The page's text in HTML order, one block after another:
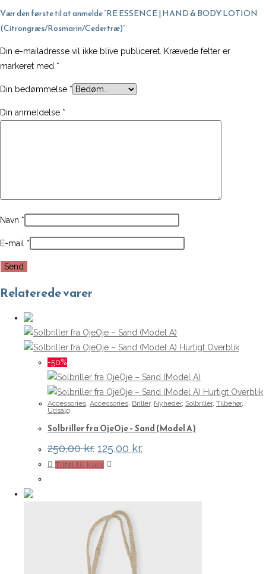
antal
Vær den første til at anmelde “RE ESSENCE | HAND & BODY LOTION
(Citrongræs/Rosmarin/Cedertræ)”
Din e-mailadresse vil ikke blive publiceret. Krævede felter er
markeret med *
Din bedømmelse *
Din anmeldelse *
Navn *
E-mail *
Relaterede varer
Hurtigt Overblik
-50%
Hurtigt Overblik
Accessories, Accessories, Briller, Nyheder, Solbriller, Tilbehør,
Udsalg
Solbriller fra OjeOje – Sand (Model A)
250,00kr. Den
oprindelige
pris
125,00 kr.
aktuelle
Tilføj til kurv